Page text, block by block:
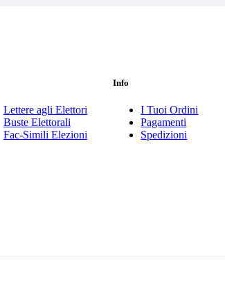
Lettere agli Elettori
Buste Elettorali
Fac-Simili Elezioni
Info
I Tuoi Ordini
Pagamenti
Spedizioni